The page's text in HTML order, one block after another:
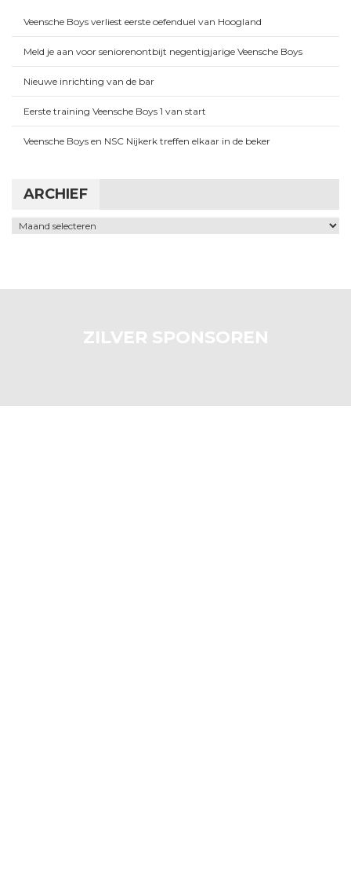
Veensche Boys verliest eerste oefenduel van Hoogland
Meld je aan voor seniorenontbijt negentigjarige Veensche Boys
Nieuwe inrichting van de bar
Eerste training Veensche Boys 1 van start
Veensche Boys en NSC Nijkerk treffen elkaar in de beker
ARCHIEF
Archief
ZILVER SPONSOREN